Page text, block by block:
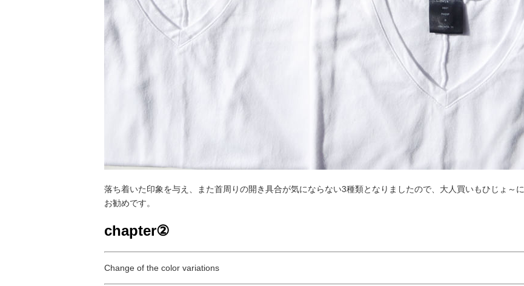
落ち着いた印象を与え、また首周りの開き具合が気にならない3種類となりましたので、大人買いもひじょ～に
お勧めです。
chapter②
Change of the color variations